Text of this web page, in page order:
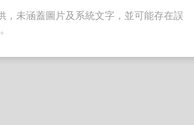
，未涵蓋圖片及系統文字，並可能存在誤